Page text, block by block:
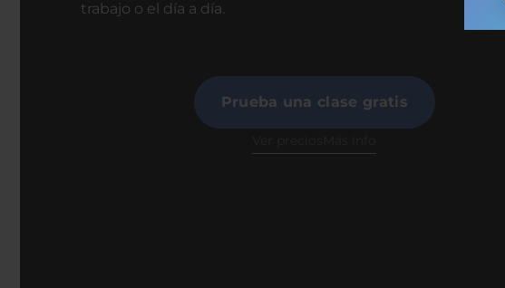
trabajo o el día a día.
Prueba una clase gratis